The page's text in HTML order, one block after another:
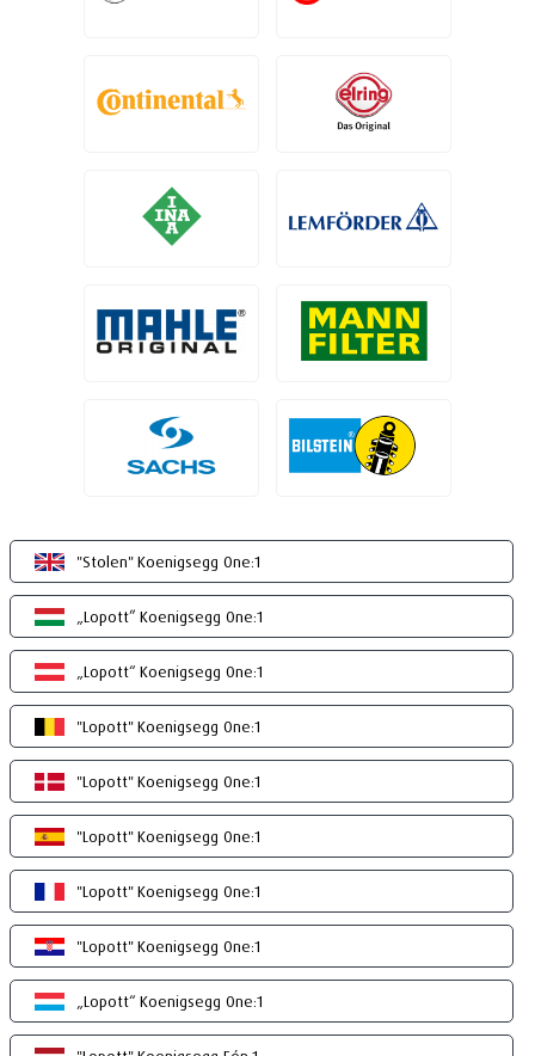
"Stolen" Koenigsegg One:1
„Lopott” Koenigsegg One:1
„Lopott“ Koenigsegg One:1
"Lopott" Koenigsegg One:1
"Lopott" Koenigsegg One:1
"Lopott" Koenigsegg One:1
"Lopott" Koenigsegg One:1
"Lopott" Koenigsegg One:1
„Lopott“ Koenigsegg One:1